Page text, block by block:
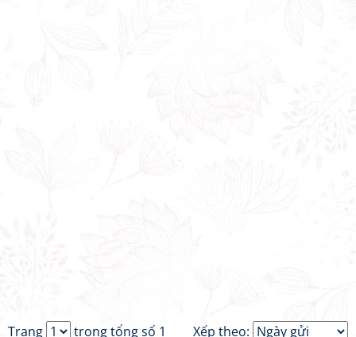
Xếp theo:
Trang
trong tổng số 1